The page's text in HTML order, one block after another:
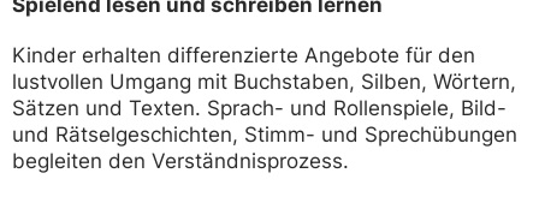
Kinder erhalten differenzierte Angebote für den
lustvollen Umgang mit Buchstaben, Silben, Wörtern,
Sätzen und Texten. Sprach- und Rollenspiele, Bild-
und Rätselgeschichten, Stimm- und Sprechübungen
begleiten den Verständnisprozess.